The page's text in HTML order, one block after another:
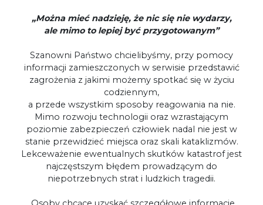
„Można mieć nadzieję, że nic się nie wydarzy,
ale mimo to lepiej być przygotowanym”
Szanowni Państwo chcielibyśmy, przy pomocy
informacji zamieszczonych w serwisie przedstawić
zagrożenia z jakimi możemy spotkać się w życiu
codziennym,
a przede wszystkim sposoby reagowania na nie.
Mimo rozwoju technologii oraz wzrastającym
poziomie zabezpieczeń człowiek nadal nie jest w
stanie przewidzieć miejsca oraz skali kataklizmów.
Lekceważenie ewentualnych skutków katastrof jest
najczęstszym błędem prowadzącym do
niepotrzebnych strat i ludzkich tragedii.